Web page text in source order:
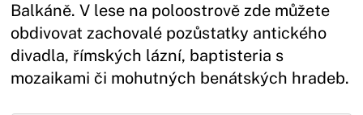
Balkáně. V lese na poloostrově zde můžete
obdivovat zachovalé pozůstatky antického
divadla, římských lázní, baptisteria s
mozaikami či mohutných benátských hradeb.